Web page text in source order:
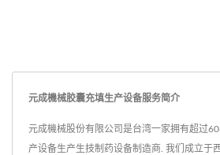
元成機械胶囊充填生产设备服务简介
元成機械股份有限公司是台湾一家拥有超过
产设备生产生技制药设备制造商. 我们成立于